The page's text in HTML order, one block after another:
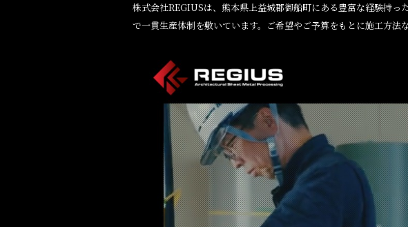
株式会社REGIUSは、熊本県上益城郡御船町にある豊富な経験持
で一貫生産体制を敷いています。ご希望やご予算をもとに施工方法